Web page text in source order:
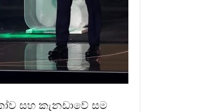
සහ කැනඩාවේ සම